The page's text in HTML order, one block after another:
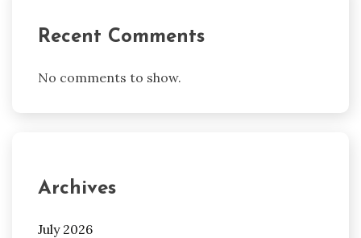
Recent Comments
No comments to show.
Archives
July 2026